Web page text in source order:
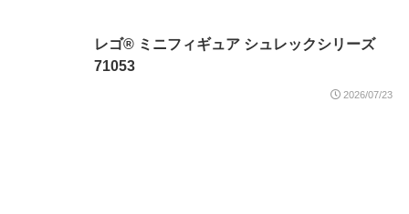
レゴ® ミニフィギュア シュレックシリーズ
71053
2026/07/23